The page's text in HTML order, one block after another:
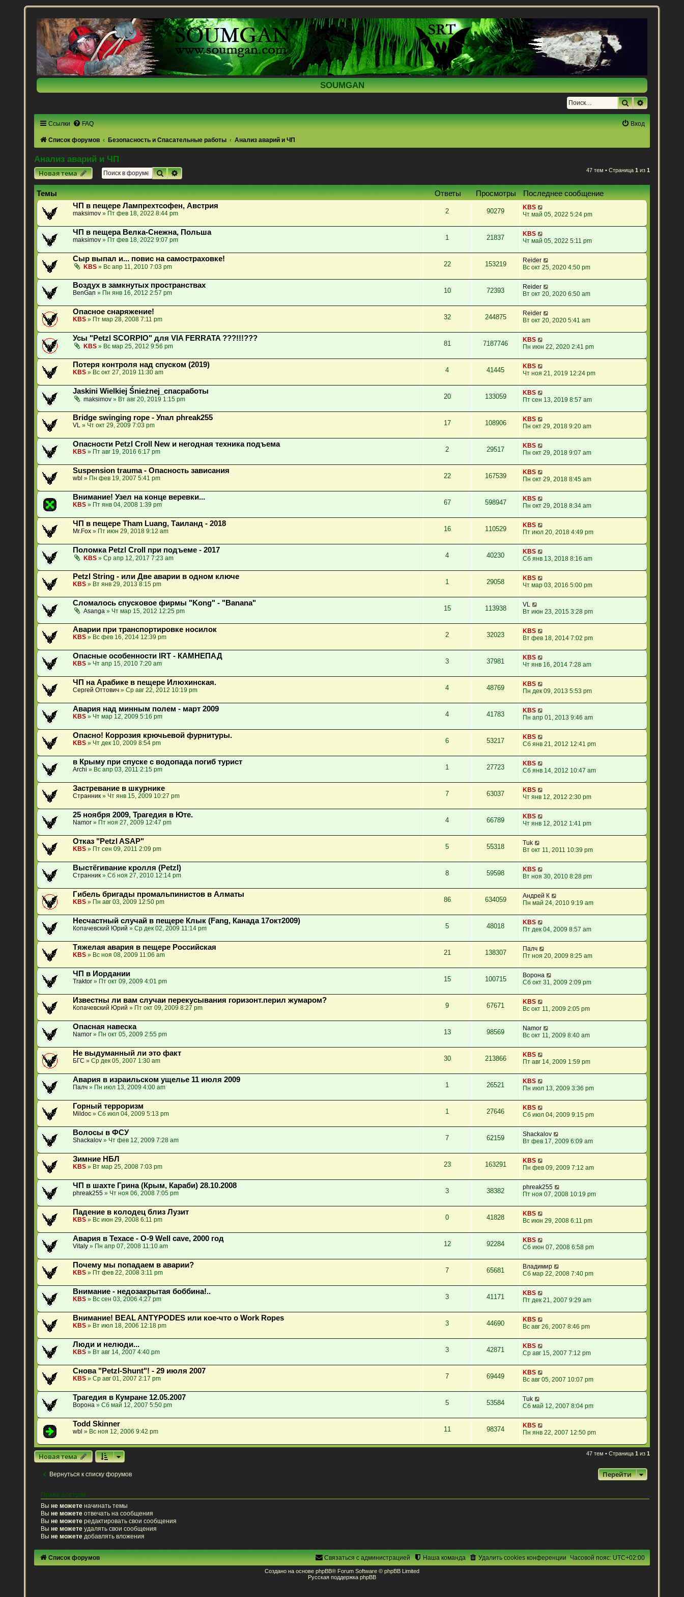
SOUMGAN
Поиск
Ссылки FAQ Вход
Список форумов Безопасность и Спасательные работы Анализ аварий и ЧП
Анализ аварий и ЧП
Новая тема
ПоискРасширенный поиск 47 тем • Страница 1 из 1
Темы Ответы Просмотры Последнее сообщение
ЧП в пещере Лампрехтсофен, Австрия
maksimov » Пт фев 18, 2022 8:44 pm 2 90279
KBS
Чт май 05, 2022 5:24 pm
ЧП в пещера Велка-Снежна, Польша
maksimov » Пт фев 18, 2022 9:07 pm 1 21837
KBS
Чт май 05, 2022 5:11 pm
Сыр выпал и... повис на самостраховке!
KBS » Вс апр 11, 2010 7:03 pm 22 153219
Reider
Вс окт 25, 2020 4:50 pm
Воздух в замкнутых пространствах
BenGan » Пн янв 16, 2012 2:57 pm 10 72393
Reider
Вт окт 20, 2020 6:50 am
Опасное снаряжение!
KBS » Пт мар 28, 2008 7:11 pm 32 244875
Reider
Вт окт 20, 2020 5:41 am
Усы "Petzl SCORPIO" для VIA FERRATA ???!!!???
KBS » Вс мар 25, 2012 9:56 pm 81 7187746
KBS
Пн июн 22, 2020 2:41 pm
Потеря контроля над спуском (2019)
KBS » Вс окт 27, 2019 11:30 am 4 41445
KBS
Чт ноя 21, 2019 12:24 pm
Jaskini Wielkiej Śnieżnej_спасработы
maksimov » Вт авг 20, 2019 1:15 pm 20 133059
KBS
Пт сен 13, 2019 8:57 am
Вridge swinging rope - Упал phreak255
VL » Чт окт 29, 2009 7:03 pm 17 108906
KBS
Пн окт 29, 2018 9:20 am
Опасности Petzl Croll New и негодная техника подъема
KBS » Пт авг 19, 2016 6:17 pm 2 29517
KBS
Пн окт 29, 2018 9:07 am
Suspension trauma - Опасность зависания
wbl » Пн фев 19, 2007 5:41 pm 22 167539
KBS
Пн окт 29, 2018 8:45 am
Внимание! Узел на конце веревки...
KBS » Пт янв 04, 2008 1:39 pm 67 598947
KBS
Пн окт 29, 2018 8:34 am
ЧП в пещере Tham Luang, Таиланд - 2018
Mr.Fox » Пт июн 29, 2018 9:12 am 16 110529
KBS
Пт июл 20, 2018 4:49 pm
Поломка Petzl Croll при подъеме - 2017
KBS » Ср апр 12, 2017 7:23 am 4 40230
KBS
Сб янв 13, 2018 8:16 am
Petzl String - или Две аварии в одном ключе
KBS » Вт янв 29, 2013 8:15 pm 1 29058
KBS
Чт мар 03, 2016 5:00 pm
Сломалось спусковое фирмы "Kong" - "Banana"
Asanga » Чт мар 15, 2012 12:25 pm 15 113938
VL
Вт июн 23, 2015 3:28 pm
Аварии при транспортировке носилок
KBS » Вс фев 16, 2014 12:39 pm 2 32023
KBS
Вт фев 18, 2014 7:02 pm
Опасные особенности IRT - КАМНЕПАД
KBS » Чт апр 15, 2010 7:20 am 3 37981
KBS
Чт янв 16, 2014 7:28 am
ЧП на Арабике в пещере Илюхинская.
Сергей Оттович » Ср авг 22, 2012 10:19 pm 4 48769
KBS
Пн дек 09, 2013 5:53 pm
Авария над минным полем - март 2009
KBS » Чт мар 12, 2009 5:16 pm 4 41783
KBS
Пн апр 01, 2013 9:46 am
Опасно! Коррозия крючьевой фурнитуры.
KBS » Чт дек 10, 2009 8:54 pm 6 53217
KBS
Сб янв 21, 2012 12:41 pm
в Крыму при спуске с водопада погиб турист
Archi » Вс апр 03, 2011 2:15 pm 1 27723
KBS
Сб янв 14, 2012 10:47 am
Застревание в шкурнике
Странник » Чт янв 15, 2009 10:27 pm 7 63037
KBS
Чт янв 12, 2012 2:30 pm
25 ноября 2009, Трагедия в Юте.
Namor » Пт ноя 27, 2009 12:47 pm 4 66789
KBS
Чт янв 12, 2012 1:41 pm
Отказ "Petzl ASAP"
KBS » Пт сен 09, 2011 2:09 pm 5 55318
Tuk
Вт окт 11, 2011 10:39 pm
Выстёгивание кролля (Petzl)
Странник » Сб ноя 27, 2010 12:14 pm 8 59598
KBS
Вт ноя 30, 2010 8:28 pm
Гибель бригады промальпинистов в Алматы
KBS » Пн авг 03, 2009 12:50 pm 86 634059
Андрей К
Пн май 24, 2010 9:19 am
Несчастный случай в пещере Клык (Fang, Канада 17окт2009)
Копачевский Юрий » Ср дек 02, 2009 11:14 pm 5 48018
KBS
Пт дек 04, 2009 8:57 am
Тяжелая авария в пещере Российская
KBS » Вс ноя 08, 2009 11:06 am 21 138307
Палч
Пт ноя 20, 2009 8:25 am
ЧП в Иордании
Traktor » Пт окт 09, 2009 4:01 pm 15 100715
Ворона
Сб окт 31, 2009 2:09 pm
Известны ли вам случаи перекусывания горизонт.перил жумаром?
Копачевский Юрий » Пт окт 09, 2009 8:27 pm 9 67671
KBS
Вс окт 11, 2009 2:05 pm
Опасная навеска
Namor » Пн окт 05, 2009 2:55 pm 13 98569
Namor
Вс окт 11, 2009 8:40 am
Не выдуманный ли это факт
БГС » Ср дек 05, 2007 1:30 am 30 213866
KBS
Пт авг 14, 2009 1:59 pm
Авария в израильском ущелье 11 июля 2009
Палч » Пн июл 13, 2009 4:00 am 1 26521
KBS
Пн июл 13, 2009 3:36 pm
Горный терроризм
Mildoc » Сб июл 04, 2009 5:13 pm 1 27646
KBS
Сб июл 04, 2009 9:15 pm
Волосы в ФСУ
Shackalov » Чт фев 12, 2009 7:28 am 7 62159
Shackalov
Вт фев 17, 2009 6:09 am
Зимние НБЛ
KBS » Вт мар 25, 2008 7:03 pm 23 163291
KBS
Пн фев 09, 2009 7:12 am
ЧП в шахте Грина (Крым, Караби) 28.10.2008
phreak255 » Чт ноя 06, 2008 7:05 pm 3 38382
phreak255
Пт ноя 07, 2008 10:19 pm
Падение в колодец близ Лузит
KBS » Вс июн 29, 2008 6:11 pm 0 41828
KBS
Вс июн 29, 2008 6:11 pm
Авария в Техасе - O-9 Well cave, 2000 год
Vitaly » Пн апр 07, 2008 11:10 am 12 92284
KBS
Сб июн 07, 2008 6:58 pm
Почему мы попадаем в аварии?
KBS » Пт фев 22, 2008 3:11 pm 7 65681
Владимир
Сб мар 22, 2008 7:40 pm
Внимание - недозакрытая боббина!..
KBS » Вс сен 03, 2006 4:27 pm 3 41171
KBS
Пт дек 21, 2007 9:29 am
Внимание! BEAL ANTYPODES или кое-что о Work Ropes
KBS » Вт июл 18, 2006 12:18 pm 3 44690
KBS
Вс авг 26, 2007 8:46 pm
Люди и нелюди...
KBS » Вт авг 14, 2007 4:40 pm 3 42871
KBS
Ср авг 15, 2007 7:12 pm
Снова "Petzl-Shunt"! - 29 июля 2007
KBS » Ср авг 01, 2007 2:17 pm 7 69449
KBS
Вс авг 05, 2007 10:07 pm
Трагедия в Кумране 12.05.2007
Ворона » Сб май 12, 2007 5:50 pm 5 53584
Tuk
Сб май 12, 2007 8:04 pm
Todd Skinner
wbl » Вс ноя 12, 2006 9:42 pm 11 98374
KBS
Пн янв 22, 2007 12:50 pm
Новая тема 47 тем • Страница 1 из 1
Вернуться к списку форумов Перейти
Права доступа
Выне можете начинать темы
Выне можете отвечать на сообщения
Выне можете редактировать свои сообщения
Выне можете удалять свои сообщения
Выне можете добавлять вложения
Список форумов Часовой пояс:UTC+02:00
Удалить cookies конференции
Наша команда
Связаться с администрацией
Создано на основе phpBB® Forum Software © phpBB Limited
Русская поддержка phpBB